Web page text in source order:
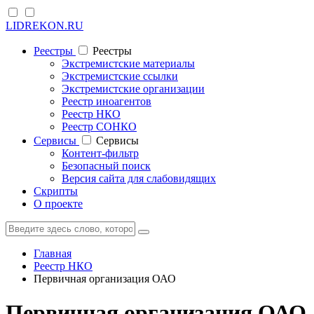
LIDREKON.RU
Реестры
Реестры
Экстремистские материалы
Экстремистские ссылки
Экстремистские организации
Реестр иноагентов
Реестр НКО
Реестр СОНКО
Cервисы
Cервисы
Контент-фильтр
Безопасный поиск
Версия сайта для слабовидящих
Скрипты
О проекте
Главная
Реестр НКО
Первичная организация ОАО